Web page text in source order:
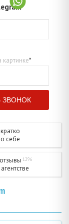
*
кратко
о себе
отзывы 1296